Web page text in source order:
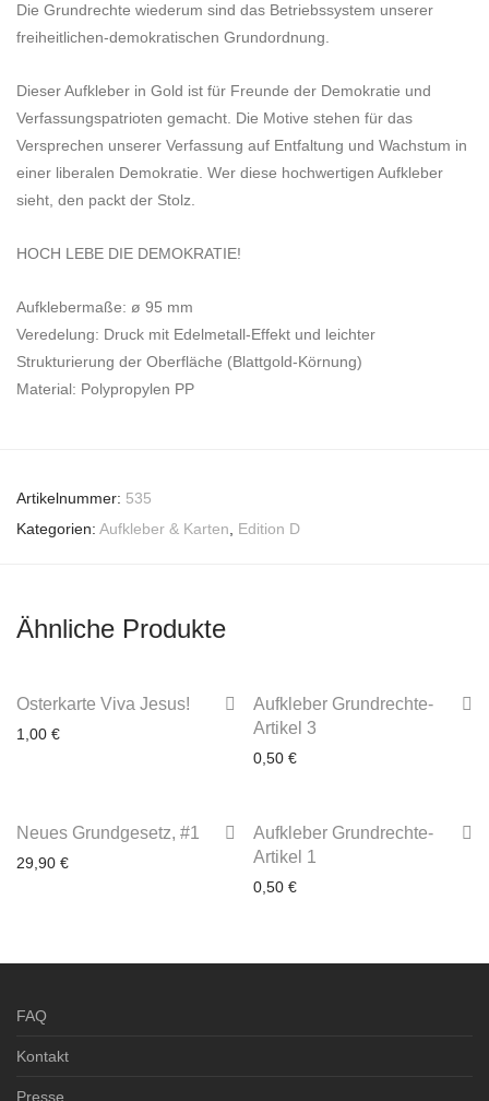
Die Grundrechte wiederum sind das Betriebssystem unserer
freiheitlichen-demokratischen Grundordnung.
Dieser Aufkleber in Gold ist für Freunde der Demokratie und
Verfassungspatrioten gemacht. Die Motive stehen für das
Versprechen unserer Verfassung auf Entfaltung und Wachstum in
einer liberalen Demokratie. Wer diese hochwertigen Aufkleber
sieht, den packt der Stolz.
HOCH LEBE DIE DEMOKRATIE!
Aufklebermaße: ø 95 mm
Veredelung: Druck mit Edelmetall-Effekt und leichter
Strukturierung der Oberfläche (Blattgold-Körnung)
Material: Polypropylen PP
Artikelnummer: 535
Kategorien: Aufkleber & Karten, Edition D
Ähnliche Produkte
Osterkarte Viva Jesus!
1,00 €
Aufkleber Grundrechte-
Artikel 3
0,50 €
3-4 Werktage
Neues Grundgesetz, #1
29,90 €
Aufkleber Grundrechte-
Artikel 1
0,50 €
3-4 Werktage
FAQ
Kontakt
Presse